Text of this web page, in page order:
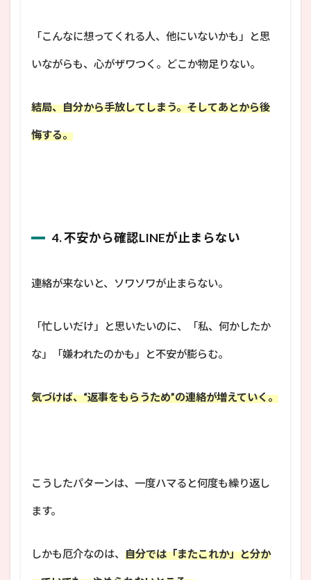
「こんなに想ってくれる人、他にいないかも」と思
いながらも、心がザワつく。どこか物足りない。
結局、自分から手放してしまう。そしてあとから後
悔する。
4. 不安から確認LINEが止まらない
連絡が来ないと、ソワソワが止まらない。
「忙しいだけ」と思いたいのに、「私、何かしたか
な」「嫌われたのかも」と不安が膨らむ。
気づけば、“返事をもらうため”の連絡が増えていく。
こうしたパターンは、一度ハマると何度も繰り返し
ます。
しかも厄介なのは、 自分では「またこれか」と分か